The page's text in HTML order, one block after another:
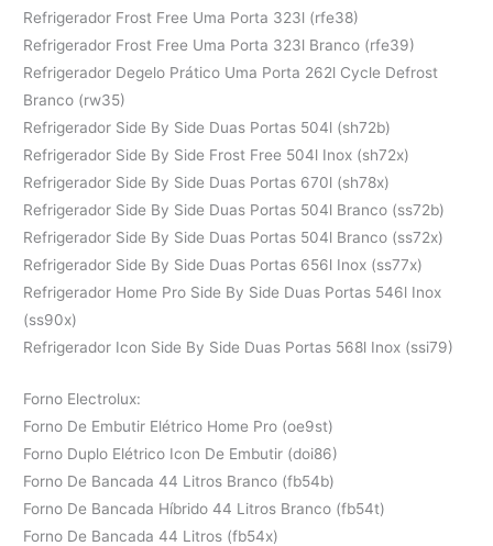
Refrigerador Frost Free Uma Porta 323l (rfe38)
Refrigerador Frost Free Uma Porta 323l Branco (rfe39)
Refrigerador Degelo Prático Uma Porta 262l Cycle Defrost
Branco (rw35)
Refrigerador Side By Side Duas Portas 504l (sh72b)
Refrigerador Side By Side Frost Free 504l Inox (sh72x)
Refrigerador Side By Side Duas Portas 670l (sh78x)
Refrigerador Side By Side Duas Portas 504l Branco (ss72b)
Refrigerador Side By Side Duas Portas 504l Branco (ss72x)
Refrigerador Side By Side Duas Portas 656l Inox (ss77x)
Refrigerador Home Pro Side By Side Duas Portas 546l Inox
(ss90x)
Refrigerador Icon Side By Side Duas Portas 568l Inox (ssi79)
Forno Electrolux:
Forno De Embutir Elétrico Home Pro (oe9st)
Forno Duplo Elétrico Icon De Embutir (doi86)
Forno De Bancada 44 Litros Branco (fb54b)
Forno De Bancada Híbrido 44 Litros Branco (fb54t)
Forno De Bancada 44 Litros (fb54x)